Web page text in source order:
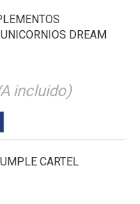
DREAM
incluido)
CARTEL